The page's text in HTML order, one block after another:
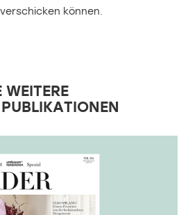
können.
WEITERE